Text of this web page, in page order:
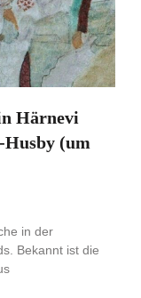
Härnevi
Husby (um
in der
Bekannt ist die